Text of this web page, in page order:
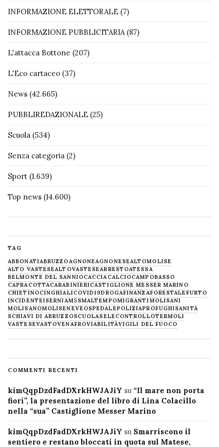
INFORMAZIONE ELETTORALE (7)
INFORMAZIONE PUBBLICITARIA(87)
L'attacca Bottone (207)
L'Eco cartaceo (37)
News (42.665)
PUBBLIREDAZIONALE (25)
Scuola (534)
Senza categoria (2)
Sport (1.639)
Top news (14.600)
TAG
ABBONATIABRUZZOAGNONEAGNONESEALTOMOLISE
ALTO VASTESEALTOVASTESEARRESTOATESSA
BELMONTE DEL SANNIOCACCIACALCIOCAMPOBASSO
CAPRACOTTACARABINIERICASTIGLIONE MESSER MARINO
CHIETINOCINGHIALICOVID19DROGAFINANZAFORESTALE FURTO
INCIDENTEISERNIAM5SMALTEMPOMIGRANTIMOLISANI
MOLISANOMOLISENEVE OSPEDALEPOLIZIAPROFUGHISANITÀ
SCHIAVI DI ABRUZZOSCUOLASELECONTROLLOTERMOLI
VASTESEVASTOVENAFROVIABILITÀVIGILI DEL FUOCO
COMMENTI RECENTI
kimQqpDzdFadDXrkHWJAJiY su “Il mare non porta
fiori”, la presentazione del libro di Lina Colacillo
nella “sua” Castiglione Messer Marino
kimQqpDzdFadDXrkHWJAJiY su Smarriscono il
sentiero e restano bloccati in quota sul Matese,